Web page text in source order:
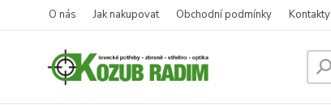
O nás Jak nakupovat Obchodní podmínky Kontakty